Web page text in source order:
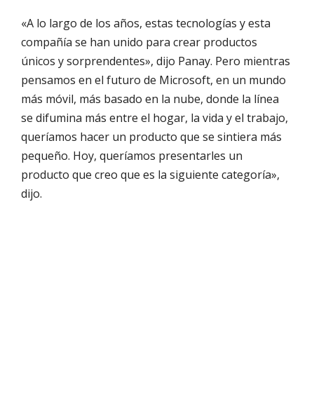
«A lo largo de los años, estas tecnologías y esta
compañía se han unido para crear productos
únicos y sorprendentes», dijo Panay. Pero mientras
pensamos en el futuro de Microsoft, en un mundo
más móvil, más basado en la nube, donde la línea
se difumina más entre el hogar, la vida y el trabajo,
queríamos hacer un producto que se sintiera más
pequeño. Hoy, queríamos presentarles un
producto que creo que es la siguiente categoría»,
dijo.